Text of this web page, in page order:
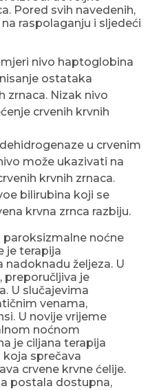
Pored svih navedenih,
raspolaganju i sljedeći
nivo haptoglobina
ostataka
zrnaca. Nizak nivo
crvenih krvnih
u crvenim
može ukazivati na
krvnih zrnaca.
bilirubina koji se
krvna zrnca razbiju.
paroksizmalne noćne
je terapija
željeza. U
preporučljiva je
U slučajevima
venama,
U novije vrijeme
noćnom
je ciljana terapija
sprečava
crvene krvne ćelije.
postala dostupna,